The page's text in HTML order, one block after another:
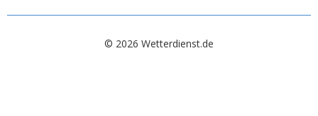
© 2026 Wetterdienst.de